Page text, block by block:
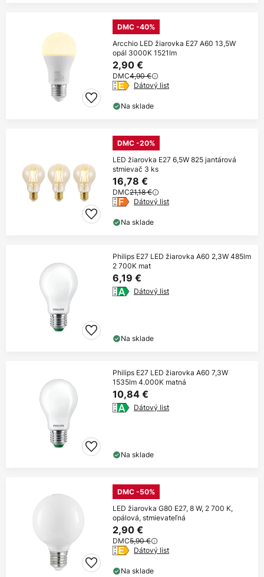
DMC -40%
Arcchio LED žiarovka E27 A60 13,5W
opál 3000K 1521lm
2,90 €
DMC4,90 €
Dátový list
Na sklade
DMC -20%
LED žiarovka E27 6,5W 825 jantárová
stmievač 3 ks
16,78 €
DMC21,18 €
Dátový list
Na sklade
Philips E27 LED žiarovka A60 2,3W 485lm
2 700K mat
6,19 €
Dátový list
Na sklade
Philips E27 LED žiarovka A60 7,3W
1535lm 4.000K matná
10,84 €
Dátový list
Na sklade
DMC -50%
LED žiarovka G80 E27, 8 W, 2 700 K,
opálová, stmievateľná
2,90 €
DMC5,90 €
Dátový list
Na sklade